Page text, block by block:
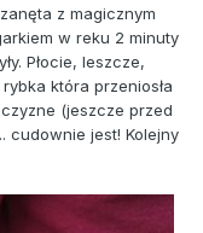
z magicznym
w reku 2 minuty
Płocie, leszcze,
która przeniosła
(jeszcze przed
cudownie jest! Kolejny